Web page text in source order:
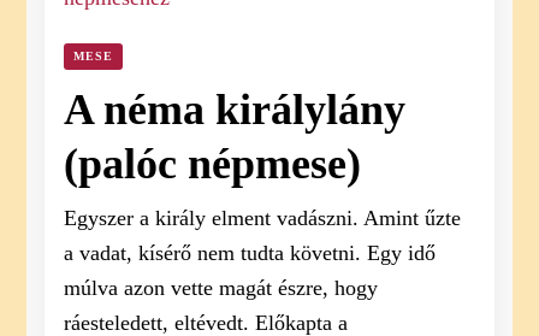
MESE
A néma királylány
(palóc népmese)
Egyszer a király elment vadászni. Amint űzte
a vadat, kísérő nem tudta követni. Egy idő
múlva azon vette magát észre, hogy
ráesteledett, eltévedt. Előkapta a